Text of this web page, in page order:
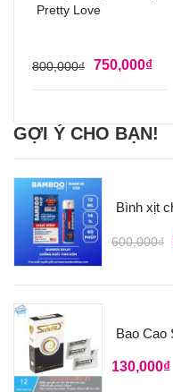
Pretty Love
800,000₫ 750,000₫
GỢI Ý CHO BẠN!
Bình xịt
600,000₫
Bao Cao
130,000₫